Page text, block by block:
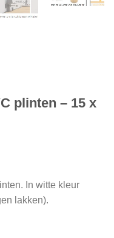
plinten – 15 x
In witte kleur
lakken).